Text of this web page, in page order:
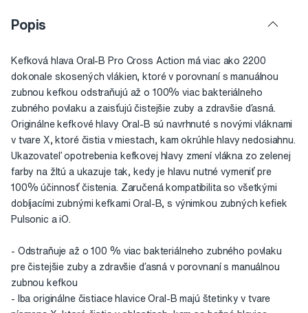
Popis
Kefková hlava Oral-B Pro Cross Action má viac ako 2200
dokonale skosených vlákien, ktoré v porovnaní s manuálnou
zubnou kefkou odstraňujú až o 100% viac bakteriálneho
zubného povlaku a zaisťujú čistejšie zuby a zdravšie ďasná.
Originálne kefkové hlavy Oral-B sú navrhnuté s novými vláknami
v tvare X, ktoré čistia v miestach, kam okrúhle hlavy nedosiahnu.
Ukazovateľ opotrebenia kefkovej hlavy zmení vlákna zo zelenej
farby na žltú a ukazuje tak, kedy je hlavu nutné vymeniť pre
100% účinnosť čistenia. Zaručená kompatibilita so všetkými
dobíjacími zubnými kefkami Oral-B, s výnimkou zubných kefiek
Pulsonic a iO.
- Odstraňuje až o 100 % viac bakteriálneho zubného povlaku
pre čistejšie zuby a zdravšie ďasná v porovnaní s manuálnou
zubnou kefkou
- Iba originálne čistiace hlavice Oral-B majú štetinky v tvare